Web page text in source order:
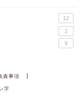
12
2
9
責事項
字